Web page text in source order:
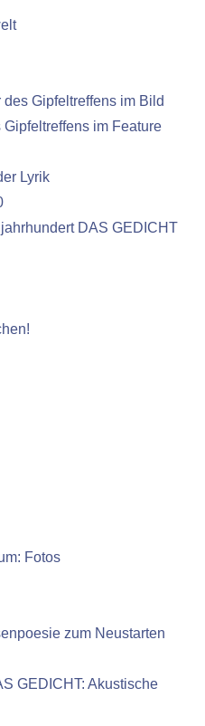
Gipfeltreffens im Bild
im Feature
Lyrik
DAS GEDICHT
Fotos
zum Neustarten
GEDICHT: Akustische